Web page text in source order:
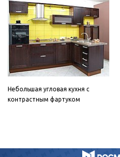
Небольшая угловая кухня с
контрастным фартуком